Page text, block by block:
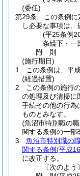
(委任)
第29条
この条例
し必要な事項は、
(平25条例
条繰下・一
附 則
(施行期日)
1
この条例は、平
(経過措置)
2
この条例の施行
の処理及び清掃に
手続その他の行為
ものとみなす。
(魚沼市特別職の
関する条例の一部
3
魚沼市特別職の
関する条例(平成
に改正する。
〔次のよう